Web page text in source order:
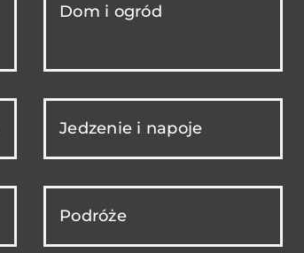
Dom i ogród
Jedzenie i napoje
Podróże